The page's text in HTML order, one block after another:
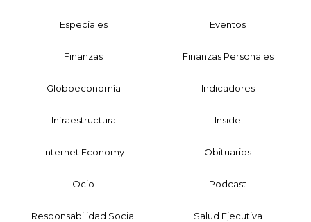
Especiales Eventos
Finanzas Finanzas Personales
Globoeconomía Indicadores
Infraestructura Inside
Internet Economy Obituarios
Ocio Podcast
Responsabilidad Social Salud Ejecutiva